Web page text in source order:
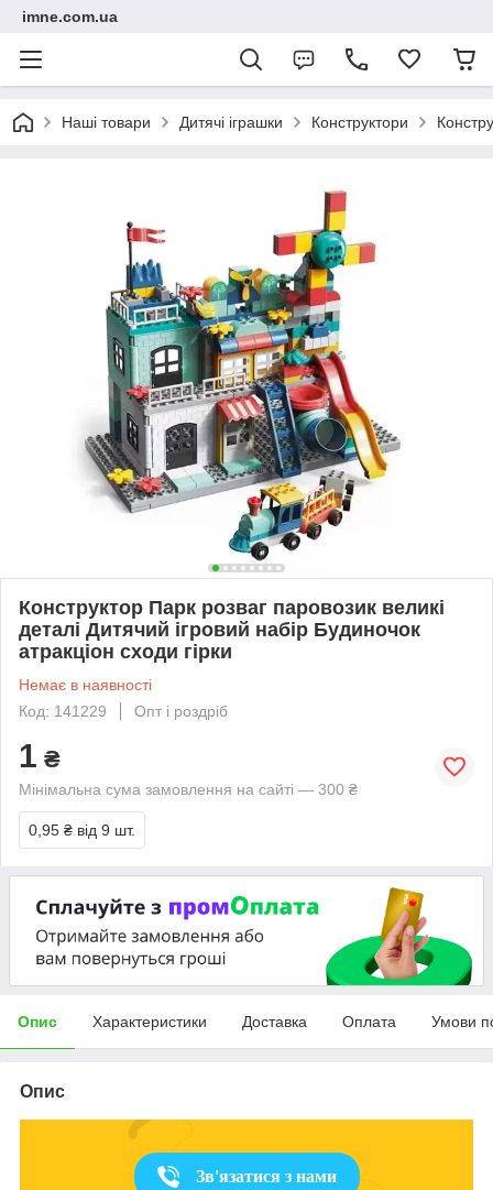
imne.com.ua
Наші товари Дитячі іграшки Конструктори
Конструктор Парк розваг паровозик великі
деталі Дитячий ігровий набір Будиночок
атракціон сходи гірки
Немає в наявності
Код: 141229
Опт і роздріб
1 ₴
Мінімальна сума замовлення на сайті — 300 ₴
0,95 ₴ від 9 шт.
Опис Характеристики Доставка Оплата Умови
Опис
Зв'язатися з нами